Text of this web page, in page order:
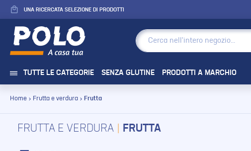
UNA RICERCATA SELEZIONE DI PRODOTTI
TUTTE LE CATEGORIE SENZA GLUTINE PRODOTTI A MARCHIO
Home Frutta e verdura Frutta
FRUTTA E VERDURA FRUTTA